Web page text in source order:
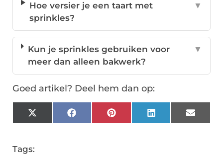
Hoe versier je een taart met
sprinkles?
▼
Kun je sprinkles gebruiken voor
meer dan alleen bakwerk?
▼
Goed artikel? Deel hem dan op:
X
(Twitter)
FacebookPinterestLinkedInEmail
Tags: